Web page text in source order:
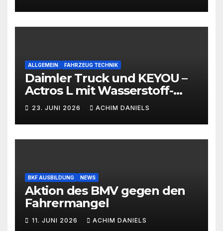
ALLGEMEIN FAHRZEUG TECHNIK
Daimler Truck und KEYOU –
Actros L mit Wasserstoff-
Verbrennermotor
23. JUNI 2026 ACHIM DANIELS
BKF AUSBILDUNG NEWS
Aktion des BMV gegen den
Fahrermangel
11. JUNI 2026 ACHIM DANIELS